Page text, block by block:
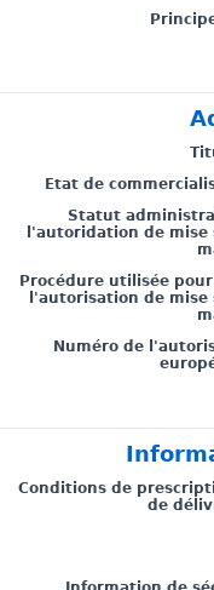
Etat de
Statut
l'autoridation de mise
Procédure utilisée
l'autorisation de mise
Numéro de
Conditions de
de